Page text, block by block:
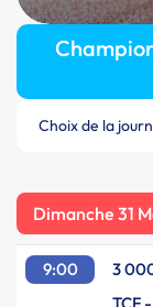
Choix de la
Dimanche 31
9:00 3